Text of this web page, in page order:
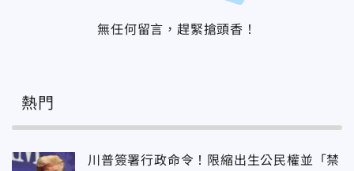
無任何留言，趕緊搶頭香！
熱門
川普簽署行政命令！限縮出生公民權並「禁